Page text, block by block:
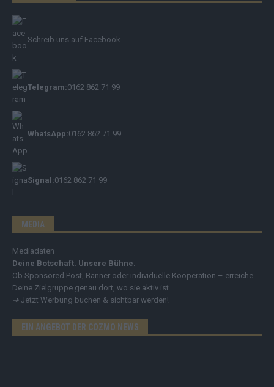
Schreib uns auf Facebook
Telegram:0162 862 71 99
WhatsApp:0162 862 71 99
Signal:0162 862 71 99
MEDIA
Mediadaten
Deine Botschaft. Unsere Bühne.
Ob Sponsored Post, Banner oder individuelle Kooperation – erreiche
Deine Zielgruppe genau dort, wo sie aktiv ist.
➔ Jetzt Werbung buchen & sichtbar werden!
EIN ANGEBOT DER COZMO NEWS